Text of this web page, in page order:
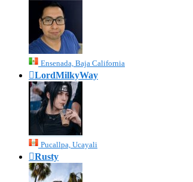
Ensenada, Baja California
LordMilkyWay
Pucallpa, Ucayali
Rusty